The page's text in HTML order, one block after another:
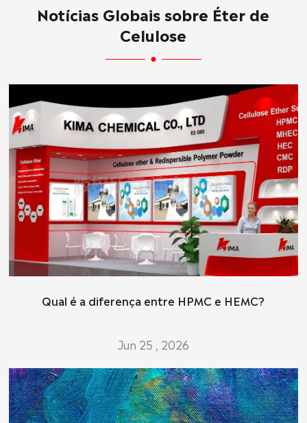
Notícias Globais sobre Éter de
Celulose
Qual é a diferença entre HPMC e HEMC?
Jun 25 , 2026